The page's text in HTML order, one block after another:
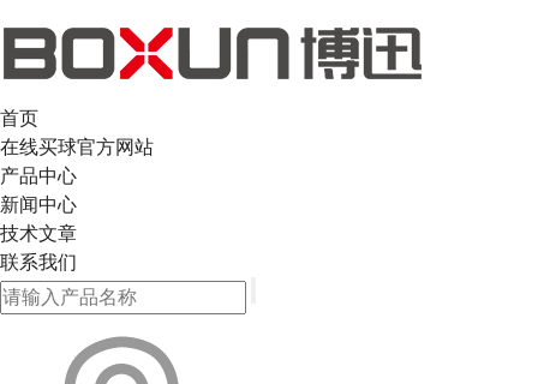
首页
在线买球官方网站
产品中心
新闻中心
技术文章
联系我们